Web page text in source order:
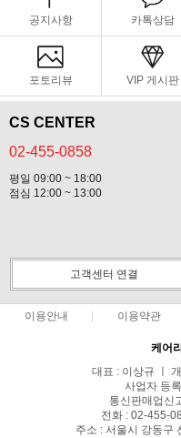
공지사항 카톡상담
포토리뷰 VIP 게시판
CS CENTER
02-455-0858
평일 09:00 ~ 18:00
점심 12:00 ~ 13:00
고객센터 연결
이용안내 이용약관
케어
대표 : 이상규 ㅣ
사업자 등
통신판매업신
전화 : 02-455-
주소 : 서울시 강동구